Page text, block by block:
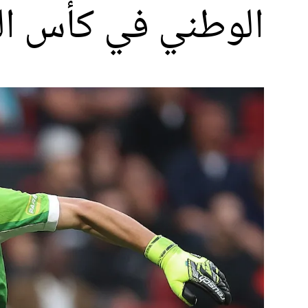
الوطني في كأس